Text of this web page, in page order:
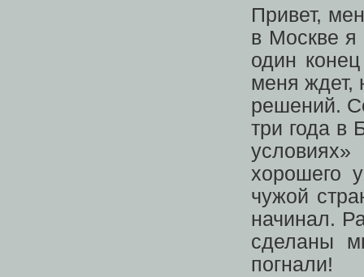
Привет,
в Москве я
один
меня ждет,
решений.
три года в
хорошего
чужой
начинал.
сделаны
погнали!